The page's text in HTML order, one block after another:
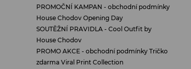
PROMOČNÍ KAMPAN - obchodní podmínky
House Chodov Opening Day
SOUTĚŽNÍ PRAVIDLA - Cool Outfit by
House Chodov
PROMO AKCE - obchodní podmínky Tričko
zdarma Viral Print Collection